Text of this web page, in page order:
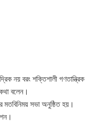
নয় বরং শক্তিশালী গণতান্ত্রিক
বলেন।
মতবিনিময় সভা অনুষ্ঠিত হয়।